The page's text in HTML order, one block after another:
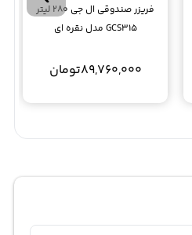
فریزر صندوقی ال جی 280 لیتر
GCS315 مدل نقره ای
89,760,000تومان